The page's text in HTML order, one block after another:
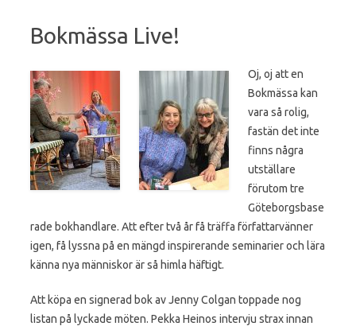
Bokmässa Live!
Oj, oj att en
Bokmässa kan
vara så rolig,
fastän det inte
finns några
utställare
förutom tre
Göteborgsbase
rade bokhandlare. Att efter två år få träffa författarvänner
igen, få lyssna på en mängd inspirerande seminarier och lära
känna nya människor är så himla häftigt.
Att köpa en signerad bok av Jenny Colgan toppade nog
listan på lyckade möten. Pekka Heinos intervju strax innan